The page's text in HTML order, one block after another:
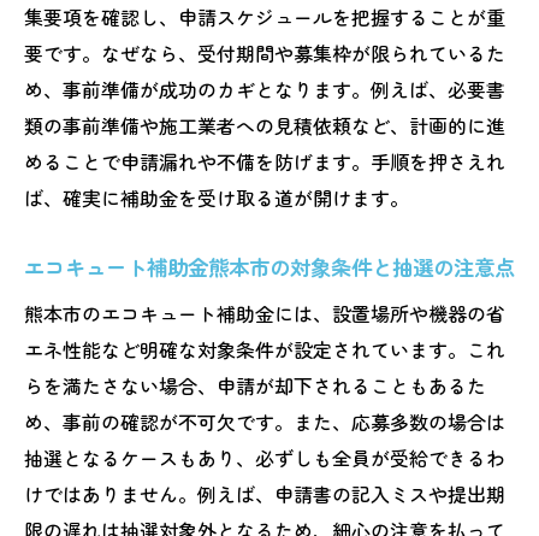
集要項を確認し、申請スケジュールを把握することが重
要です。なぜなら、受付期間や募集枠が限られているた
め、事前準備が成功のカギとなります。例えば、必要書
類の事前準備や施工業者への見積依頼など、計画的に進
めることで申請漏れや不備を防げます。手順を押さえれ
ば、確実に補助金を受け取る道が開けます。
エコキュート補助金熊本市の対象条件と抽選の注意点
熊本市のエコキュート補助金には、設置場所や機器の省
エネ性能など明確な対象条件が設定されています。これ
らを満たさない場合、申請が却下されることもあるた
め、事前の確認が不可欠です。また、応募多数の場合は
抽選となるケースもあり、必ずしも全員が受給できるわ
けではありません。例えば、申請書の記入ミスや提出期
限の遅れは抽選対象外となるため、細心の注意を払って